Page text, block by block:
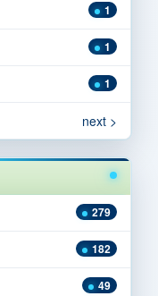
1
1
1
next >
279
182
49